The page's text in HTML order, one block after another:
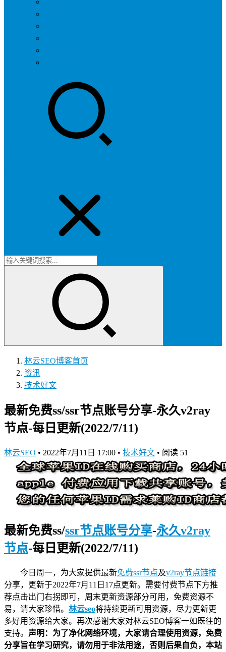
林云SEO博客首页
资讯
技术好文
最新免费ss/ssr节点账号分享-永久v2ray
节点-每日更新(2022/7/11)
林云SEO • 2022年7月11日 17:00 • 技术好文 • 阅读 51
最新免费ss/ssr节点账号分享-永久v2ray
节点-每日更新(2022/7/11)
今日周一，为大家提供最新免费ssr节点及v2ray节点链接
分享，更新于2022年7月11日17点更新。需要付费节点下方推
荐点击出门右拐即可，周末更新资源部分可用，免费资源不
易，请大家珍惜。 林云seo将持续更新可用资源，尽力更新更
多好用资源给大家。再次感谢大家对林云SEO博客一如既往的
支持。 声明：为了净化网络环境，大家请合理使用资源，免费
分享旨在学习研究，请勿用于非法用途，否则后果自负，本站